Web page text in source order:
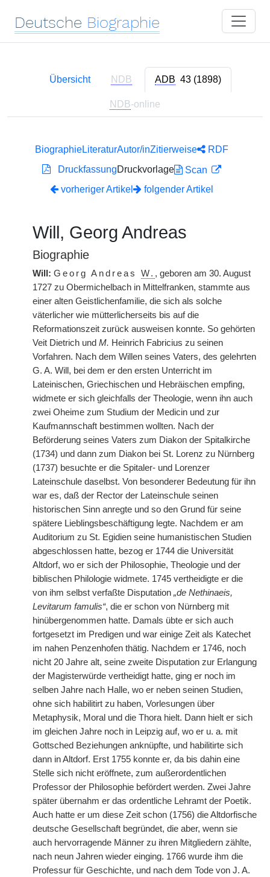
Deutsche Biographie
Übersicht NDB ADB 43 (1898)
NDB-online
BiographieLiteraturAutor/inZitierweise
RDF
DruckfassungDruckvorlage
Scan
vorheriger Artikel
folgender Artikel
Will, Georg Andreas
Biographie
Will: Georg Andreas W. , geboren am 30. August
1727 zu Obermichelbach in Mittelfranken, stammte aus
einer alten Geistlichenfamilie, die sich als solche
väterlicher wie mütterlicherseits bis auf die
Reformationszeit zurück ausweisen konnte. So gehörten
Veit Dietrich und M. Heinrich Fabricius zu seinen
Vorfahren. Nach dem Willen seines Vaters, des gelehrten
G. A. Will, bei dem er den ersten Unterricht im
Lateinischen, Griechischen und Hebräischen empfing,
widmete er sich gleichfalls der Theologie, wenn ihn auch
zwei Oheime zum Studium der Medicin und zur
Kaufmannschaft bestimmen wollten. Nach der
Beförderung seines Vaters zum Diakon der Spitalkirche
(1734) und dann zum Diakon bei St. Lorenz zu Nürnberg
(1737) besuchte er die Spitaler- und Lorenzer
Lateinschule daselbst. Von besonderer Bedeutung für ihn
war es, daß der Rector der Lateinschule seinen
historischen Sinn anregte und so den Grund für seine
spätere Lieblingsbeschäftigung legte. Nachdem er am
Auditorium zu St. Egidien seine humanistischen Studien
abgeschlossen hatte, bezog er 1744 die Universität
Altdorf, wo er sich der Philosophie, Theologie und der
biblischen Philologie widmete. 1745 vertheidigte er die
von ihm selbst verfaßte Disputation „de Nethinaeis,
Levitarum famulis“, die er schon von Nürnberg mit
hinübergenommen hatte. Damals übte er sich auch
fortgesetzt im Predigen und war einige Zeit als Katechet
im nahen Penzenhofen thätig. Nachdem er 1746, noch
nicht 20 Jahre alt, seine zweite Disputation zur Erlangung
der Magisterwürde vertheidigt hatte, ging er noch im
selben Jahre nach Halle, wo er neben seinen Studien,
ohne sich habilitirt zu haben, Vorlesungen über
Metaphysik, Moral und die Thora hielt. Dann hielt er sich
im gleichen Jahre noch in Leipzig auf, wo er u. a. mit
Gottsched Beziehungen anknüpfte, und habilitirte sich
dann in Altdorf. Erst 1755 konnte er, da bis dahin eine
Stelle sich nicht eröffnete, zum außerordentlichen
Professor der Philosophie befördert werden. Zwei Jahre
später übernahm er das ordentliche Lehramt der Poetik.
Auch hatte er um diese Zeit schon (1756) die Altdorfische
deutsche Gesellschaft begründet, die aber, wenn sie
auch hervorragende Männer zu ihren Mitgliedern zählte,
nach neun Jahren wieder einging. 1766 wurde ihm die
Professur für Geschichte, und nach dem Tode von J. A.